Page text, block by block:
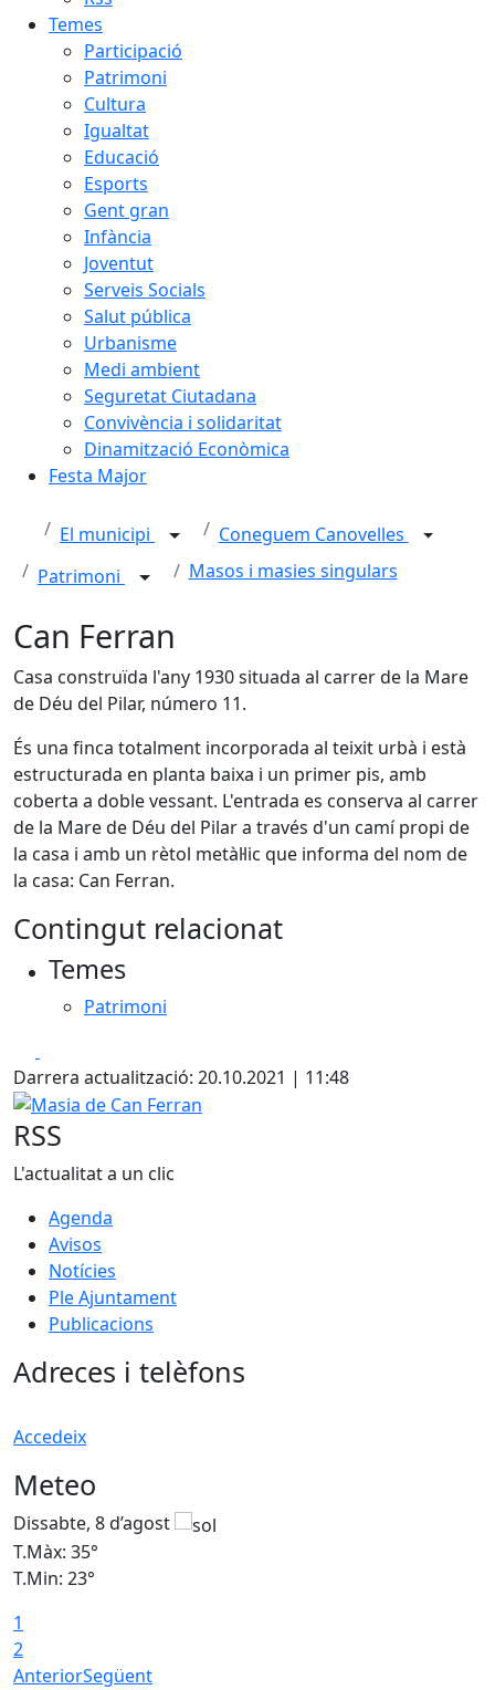
Temes
Participació
Patrimoni
Cultura
Igualtat
Educació
Esports
Gent gran
Infància
Joventut
Serveis Socials
Salut pública
Urbanisme
Medi ambient
Seguretat Ciutadana
Convivència i solidaritat
Dinamització Econòmica
Festa Major
El municipi
Coneguem Canovelles
Patrimoni
Masos i masies singulars
Can Ferran
Casa construïda l'any 1930 situada al carrer de la Mare
de Déu del Pilar, número 11.
És una finca totalment incorporada al teixit urbà i està
estructurada en planta baixa i un primer pis, amb
coberta a doble vessant. L'entrada es conserva al carrer
de la Mare de Déu del Pilar a través d'un camí propi de
la casa i amb un rètol metàl·lic que informa del nom de
la casa: Can Ferran.
Contingut relacionat
Temes
Patrimoni
Darrera actualització: 20.10.2021 | 11:48
Masia de Can Ferran
RSS
L'actualitat a un clic
Agenda
Avisos
Notícies
Ple Ajuntament
Publicacions
Adreces i telèfons
Accedeix
Meteo
Dissabte, 8 d’agost
T.Màx: 35°
T.Min: 23°
1
2
AnteriorSegüent